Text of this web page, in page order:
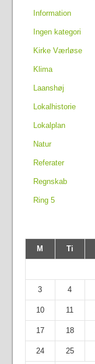
Information
Ingen kategori
Kirke Værløse
Klima
Laanshøj
Lokalhistorie
Lokalplan
Natur
Referater
Regnskab
Ring 5
M
Ti
3 4
10 11
17 18
24 25